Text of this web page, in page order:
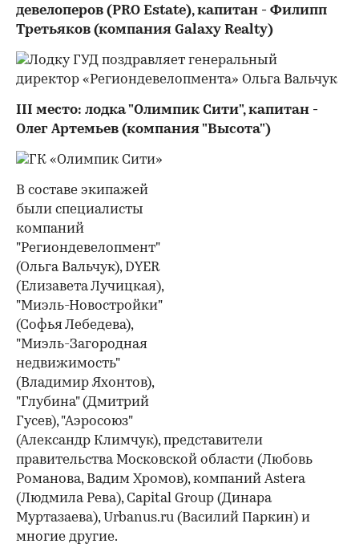
девелоперов (PRO Estate), капитан - Филипп
Третьяков (компания Galaxy Realty)
III место: лодка "Олимпик Сити", капитан -
Олег Артемьев (компания "Высота")
В составе экипажей
были специалисты
компаний
"Региондевелопмент"
(Ольга Вальчук), DYER
(Елизавета Лучицкая),
"Миэль-Новостройки"
(Софья Лебедева),
"Миэль-Загородная
недвижимость"
(Владимир Яхонтов),
"Глубина" (Дмитрий
Гусев), "Аэросоюз"
(Александр Климчук), представители
правительства Московской области (Любовь
Романова, Вадим Хромов), компаний Astera
(Людмила Рева), Capital Group (Динара
Муртазаева), Urbanus.ru (Василий Паркин) и
многие другие.